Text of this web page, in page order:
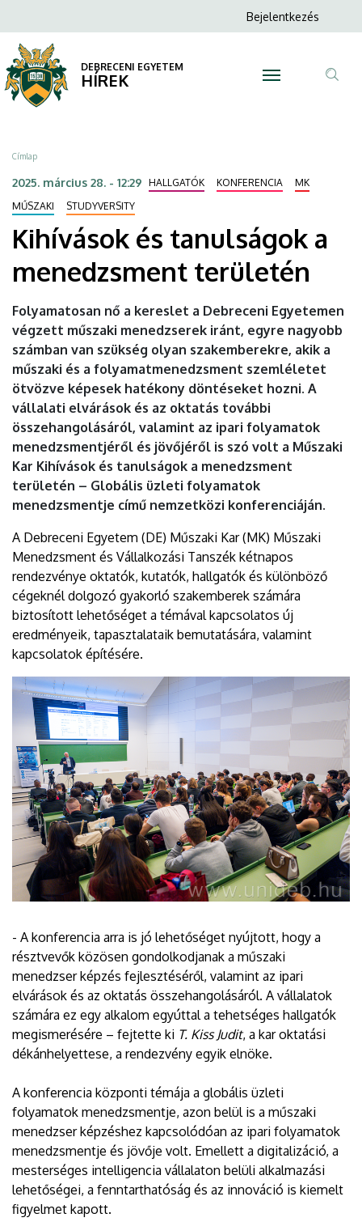
és
tanulságok
menedzsment
területén
DEBRECENI
EGYETEM
a
tartalomra
Anonim
menüje
Bejelentkezés
DEBRECENI EGYETEM
HÍREK
Morzsa
Címlap
2025. március 28. - 12:29 HALLGATÓK KONFERENCIA
MK
MŰSZAKI
STUDYVERSITY
Kihívások és tanulságok a
menedzsment területén
Folyamatosan nő a kereslet a Debreceni Egyetemen
végzett műszaki menedzserek iránt, egyre nagyobb
számban van szükség olyan szakemberekre, akik a
műszaki és a folyamatmenedzsment szemléletet
ötvözve képesek hatékony döntéseket hozni. A
vállalati elvárások és az oktatás további
összehangolásáról, valamint az ipari folyamatok
menedzsmentjéről és jövőjéről is szó volt a Műszaki
Kar Kihívások és tanulságok a menedzsment
területén – Globális üzleti folyamatok
menedzsmentje című nemzetközi konferenciáján.
A Debreceni Egyetem (DE) Műszaki Kar (MK) Műszaki
Menedzsment és Vállalkozási Tanszék kétnapos
rendezvénye oktatók, kutatók, hallgatók és különböző
cégeknél dolgozó gyakorló szakemberek számára
biztosított lehetőséget a témával kapcsolatos új
eredményeik, tapasztalataik bemutatására, valamint
kapcsolatok építésére.
- A konferencia arra is jó lehetőséget nyújtott, hogy a
résztvevők közösen gondolkodjanak a műszaki
menedzser képzés fejlesztéséről, valamint az ipari
elvárások és az oktatás összehangolásáról. A vállalatok
számára ez egy alkalom egyúttal a tehetséges hallgatók
megismerésére – fejtette ki T. Kiss Judit, a kar oktatási
dékánhelyettese, a rendezvény egyik elnöke.
A konferencia központi témája a globális üzleti
folyamatok menedzsmentje, azon belül is a műszaki
menedzser képzéshez kapcsolódóan az ipari folyamatok
menedzsmentje és jövője volt. Emellett a digitalizáció, a
mesterséges intelligencia vállalaton belüli alkalmazási
lehetőségei, a fenntarthatóság és az innováció is kiemelt
figyelmet kapott.